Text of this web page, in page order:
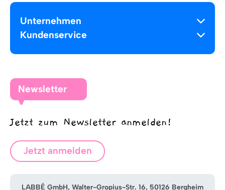
Unternehmen
Kundenservice
Newsletter
Jetzt zum Newsletter anmelden!
Jetzt anmelden
LABBÉ GmbH, Walter-Gropius-Str. 16, 50126 Bergheim